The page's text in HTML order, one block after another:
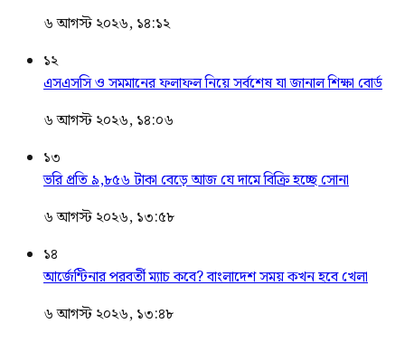
৬ আগস্ট ২০২৬, ১৪:১২
১২
এসএসসি ও সমমানের ফলাফল নিয়ে সর্বশেষ যা জানাল শিক্ষা বোর্ড
৬ আগস্ট ২০২৬, ১৪:০৬
১৩
ভরি প্রতি ৯,৮৫৬ টাকা বেড়ে আজ যে দামে বিক্রি হচ্ছে সোনা
৬ আগস্ট ২০২৬, ১৩:৫৮
১৪
আর্জেন্টিনার পরবর্তী ম্যাচ কবে? বাংলাদেশ সময় কখন হবে খেলা
৬ আগস্ট ২০২৬, ১৩:৪৮